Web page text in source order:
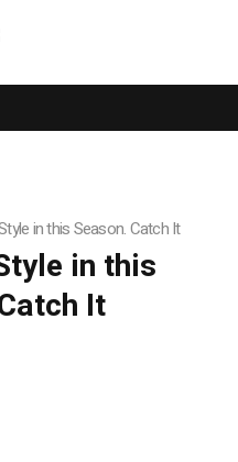
in this Season. Catch It
in this
It